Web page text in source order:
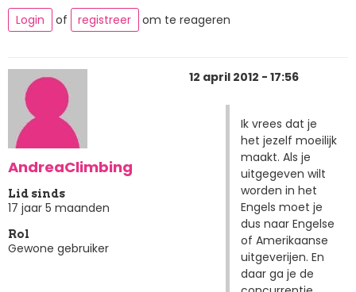
Login
of registreer om te reageren
AndreaClimbing
Lid sinds
17 jaar 5 maanden
Rol
Gewone gebruiker
12 april 2012 - 17:56
Ik vrees dat je
het jezelf moeilijk
maakt. Als je
uitgegeven wilt
worden in het
Engels moet je
dus naar Engelse
of Amerikaanse
uitgeverijen. En
daar ga je de